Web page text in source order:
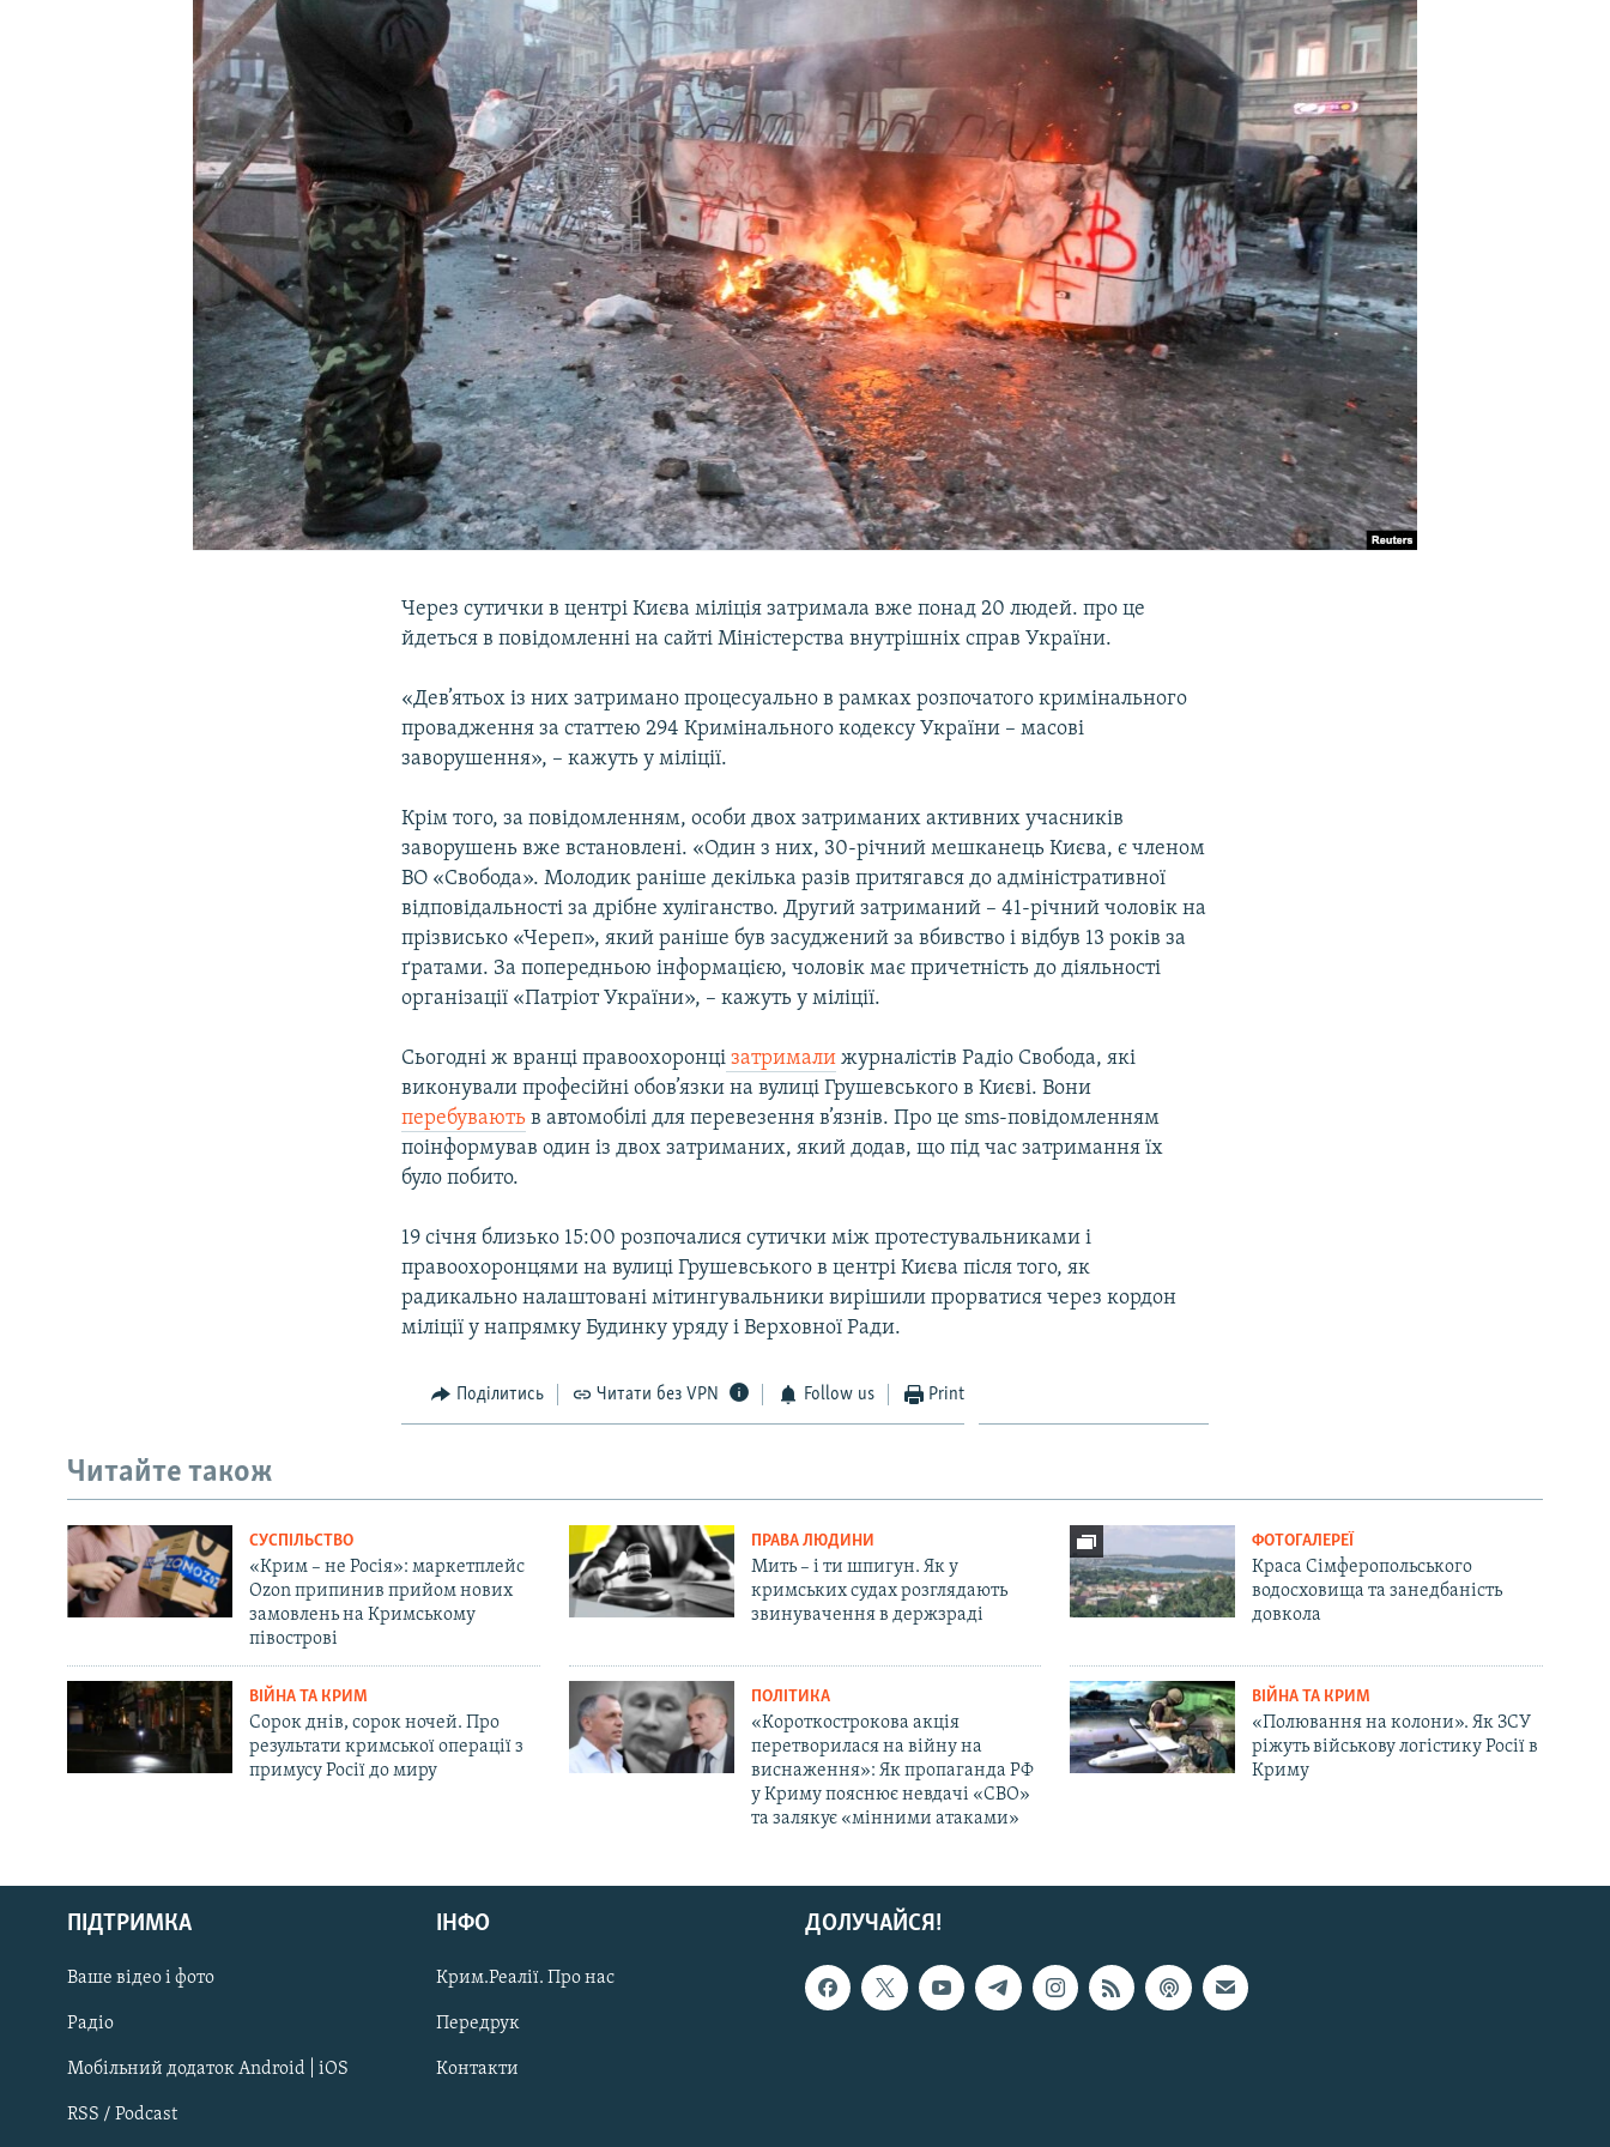
УКРАЇНСЬКА ПРОБЛЕМА КРИМУ
Русский
Qırımtatar
ДОЛУЧАЙСЯ!
Через сутички в центрі Києва міліція затримала вже понад 20 людей. про це
йдеться в повідомленні на сайті Міністерства внутрішніх справ України.
«Дев’ятьох із них затримано процесуально в рамках розпочатого кримінального
провадження за статтею 294 Кримінального кодексу України – масові
заворушення», – кажуть у міліції.
Крім того, за повідомленням, особи двох затриманих активних учасників
заворушень вже встановлені. «Один з них, 30-річний мешканець Києва, є членом
ВО «Свобода». Молодик раніше декілька разів притягався до адміністративної
відповідальності за дрібне хуліганство. Другий затриманий – 41-річний чоловік на
прізвисько «Череп», який раніше був засуджений за вбивство і відбув 13 років за
ґратами. За попередньою інформацією, чоловік має причетність до діяльності
організації «Патріот України», – кажуть у міліції.
Сьогодні ж вранці правоохоронці затримали журналістів Радіо Свобода, які
виконували професійні обов’язки на вулиці Грушевського в Києві. Вони
перебувають в автомобілі для перевезення в’язнів. Про це sms-повідомленням
поінформував один із двох затриманих, який додав, що під час затримання їх
було побито.
19 січня близько 15:00 розпочалися сутички між протестувальниками і
правоохоронцями на вулиці Грушевського в центрі Києва після того, як
радикально налаштовані мітингувальники вирішили прорватися через кордон
міліції у напрямку Будинку уряду і Верховної Ради.
Поділитись Читати без VPN Follow us Print
Читайте також
СУСПІЛЬСТВО
«Крим – не Росія»: маркетплейс
Ozon припинив прийом нових
замовлень на Кримському
півострові
ПРАВА ЛЮДИНИ
Мить – і ти шпигун. Як у
кримських судах розглядають
звинувачення в держзраді
ФОТОГАЛЕРЕЇ
Краса Сімферопольського
водосховища та занедбаність
довкола
ВІЙНА ТА КРИМ
Сорок днів, сорок ночей. Про
результати кримської операції з
примусу Росії до миру
ПОЛІТИКА
«Короткострокова акція
перетворилася на війну на
виснаження»: Як пропаганда РФ
у Криму пояснює невдачі «СВО»
та залякує «мінними атаками»
ВІЙНА ТА КРИМ
«Полювання на колони». Як ЗСУ
ріжуть військову логістику Росії в
Криму
ДОЛУЧАЙСЯ!
ПІДТРИМКА
Ваше відео і фото
Радіо
Мобільний додаток Android | iOS
RSS / Podcast
ІНФО
Крим.Реалії. Про нас
Передрук
Контакти